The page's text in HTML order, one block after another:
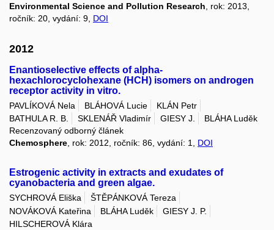
Environmental Science and Pollution Research , rok: 2013,
ročník: 20, vydání: 9, DOI
2012
Enantioselective effects of alpha-
hexachlorocyclohexane (HCH) isomers on androgen
receptor activity in vitro.
PAVLÍKOVÁ Nela BLÁHOVÁ Lucie
KLÁN Petr
BATHULA R. B.
SKLENÁŘ Vladimír GIESY J.
BLÁHA Luděk
Recenzovaný odborný článek
Chemosphere , rok: 2012, ročník: 86, vydání: 1, DOI
Estrogenic activity in extracts and exudates of
cyanobacteria and green algae.
SYCHROVÁ Eliška
ŠTĚPÁNKOVÁ Tereza
NOVÁKOVÁ Kateřina
BLÁHA Luděk
GIESY J. P.
HILSCHEROVÁ Klára